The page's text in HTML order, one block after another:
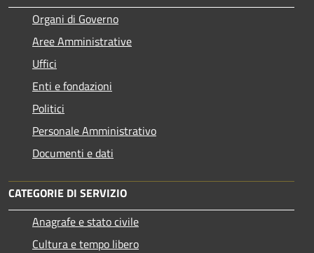
Organi di Governo
Aree Amministrative
Uffici
Enti e fondazioni
Politici
Personale Amministrativo
Documenti e dati
CATEGORIE DI SERVIZIO
Anagrafe e stato civile
Cultura e tempo libero